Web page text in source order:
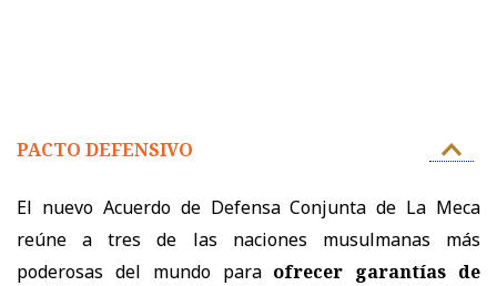
PACTO DEFENSIVO
El nuevo Acuerdo de Defensa Conjunta de La Meca
reúne a tres de las naciones musulmanas más
poderosas del mundo para ofrecer garantías de